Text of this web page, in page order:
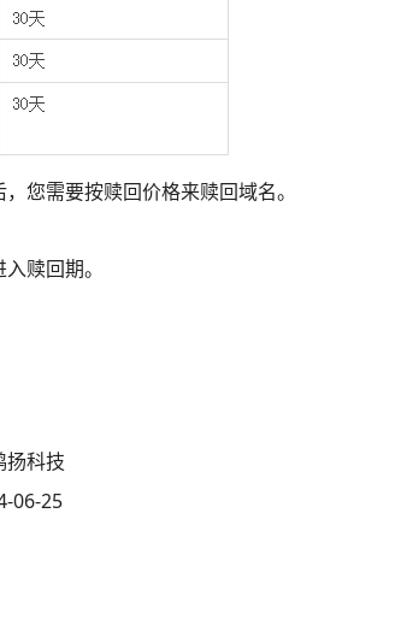
您需要按赎回价格来赎回域名。
赎回期。